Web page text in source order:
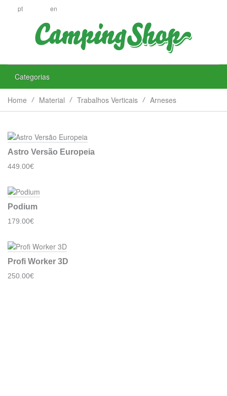
pt en
Categorias
Home Material Trabalhos Verticais Arneses
Astro Versão Europeia
449.00€
Podium
179.00€
Profi Worker 3D
250.00€